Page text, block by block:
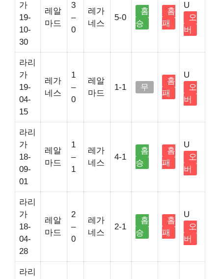
가
19-
10-
30
레알
마드
3
–
0
레가
네스
5-0
홈
승
홈
패
U
오
버
라리
가
19-
04-
15
레가
네스
1
–
0
레알
마드
1-1 무
홈
패
U
오
버
라리
가
18-
09-
01
레알
마드
1
–
1
레가
네스
4-1
홈
승
홈
패
U
오
버
라리
가
18-
04-
28
레알
마드
2
–
0
레가
네스
2-1
홈
승
홈
패
U
오
버
라리